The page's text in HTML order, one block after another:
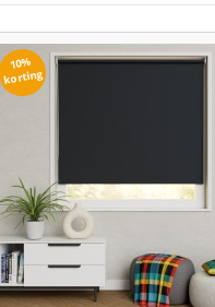
10%
korting